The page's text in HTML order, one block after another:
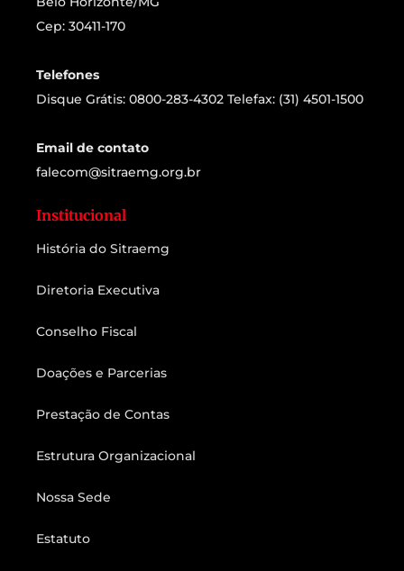
Cep: 30411-170
Telefones
Disque Grátis: 0800-283-4302 Telefax: (31) 4501-1500
Email de contato
falecom@sitraemg.org.br
Institucional
História do Sitraemg
Diretoria Executiva
Conselho Fiscal
Doações e Parcerias
Prestação de Contas
Estrutura Organizacional
Nossa Sede
Estatuto